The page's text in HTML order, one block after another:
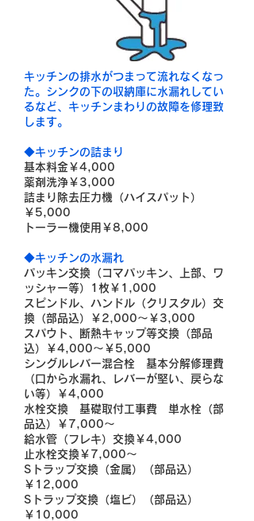
キッチンの排水がつまって流れなくなっ
た。シンクの下の収納庫に水漏れしてい
るなど、キッチンまわりの故障を修理致
します。
◆キッチンの詰まり
基本料金￥4,000
薬剤洗浄￥3,000
詰まり除去圧力機（ハイスパット）
￥5,000
トーラー機使用￥8,000
◆キッチンの水漏れ
パッキン交換（コマパッキン、上部、ワ
ッシャー等）1枚￥1,000
スピンドル、ハンドル（クリスタル）交
換（部品込）￥2,000～￥3,000
スパウト、断熱キャップ等交換（部品
込）￥4,000～￥5,000
シングルレバー混合栓 基本分解修理費
（口から水漏れ、レバーが堅い、戻らな
い等）￥4,000
水栓交換 基礎取付工事費 単水栓（部
品込）￥7,000～
給水管（フレキ）交換￥4,000
止水栓交換￥7,000～
Sトラップ交換（金属）（部品込）
￥12,000
Sトラップ交換（塩ビ）（部品込）
￥10,000